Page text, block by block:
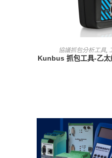
查看
協議抓包分析工具,
Kunbus 抓包工具-乙